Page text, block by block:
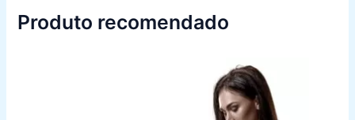
Produto recomendado